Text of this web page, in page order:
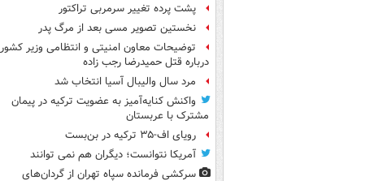
پشت پرده تغییر سرمربی تراکتور
نخستین تصویر مسی بعد از مرگ پدر
توضیحات معاون امنیتی و انتظامی وزیر کشور
درباره قتل حمیدرضا رجب زاده
مرد سال والیبال آسیا انتخاب شد
واکنش کنایه‌آمیز به عضویت ترکیه در پیمان
مشترک با عربستان
رویای اف-۳۵ ترکیه در بن‌بست
آمریکا نتوانست؛ دیگران هم نمی توانند
سرکشی فرمانده سپاه تهران از گردان‌های